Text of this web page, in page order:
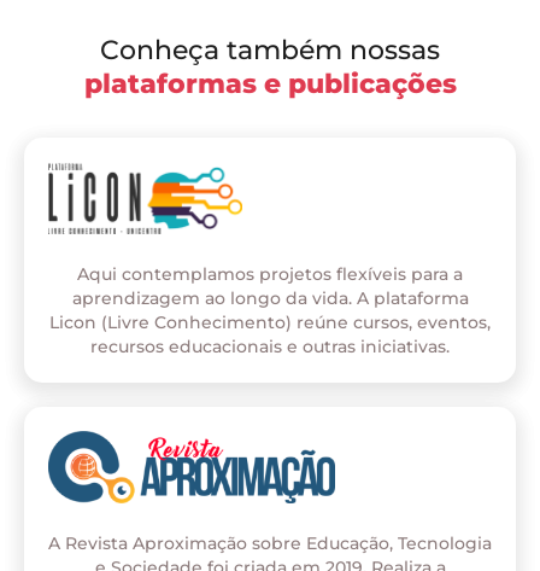
Conheça também nossas
plataformas e publicações
Aqui contemplamos projetos flexíveis para a
aprendizagem ao longo da vida. A plataforma
Licon (Livre Conhecimento) reúne cursos, eventos,
recursos educacionais e outras iniciativas.
A Revista Aproximação sobre Educação, Tecnologia